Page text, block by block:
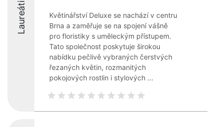
Laureáti
Květinářství Deluxe se nachází v centru
Brna a zaměřuje se na spojení vášně
pro floristiky s uměleckým přístupem.
Tato společnost poskytuje širokou
nabídku pečlivě vybraných čerstvých
řezaných květin, rozmanitých
pokojových rostlin i stylových ...